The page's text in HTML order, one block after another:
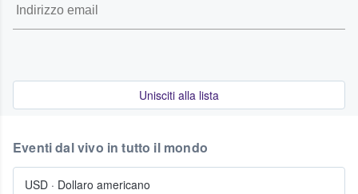
Unisciti alla lista
Eventi dal vivo in tutto il mondo
USD · Dollaro americano